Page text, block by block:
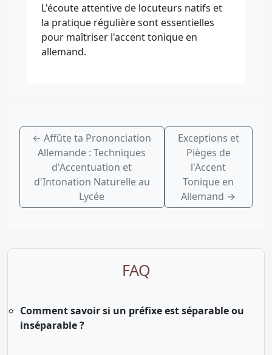
L'écoute attentive de locuteurs natifs et
la pratique régulière sont essentielles
pour maîtriser l'accent tonique en
allemand.
←Affûte ta Prononciation
Allemande : Techniques
d'Accentuation et
d'Intonation Naturelle au
Lycée
Exceptions et
Pièges de
l'Accent
Tonique en
Allemand →
FAQ
Comment savoir si un préfixe est séparable ou
inséparable ?